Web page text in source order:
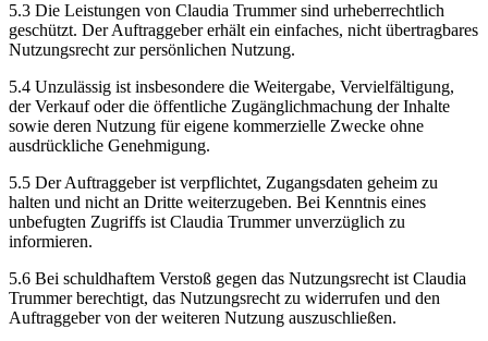
5.3 Die Leistungen von Claudia Trummer sind urheberrechtlich
geschützt. Der Auftraggeber erhält ein einfaches, nicht übertragbares
Nutzungsrecht zur persönlichen Nutzung.
5.4 Unzulässig ist insbesondere die Weitergabe, Vervielfältigung,
der Verkauf oder die öffentliche Zugänglichmachung der Inhalte
sowie deren Nutzung für eigene kommerzielle Zwecke ohne
ausdrückliche Genehmigung.
5.5 Der Auftraggeber ist verpflichtet, Zugangsdaten geheim zu
halten und nicht an Dritte weiterzugeben. Bei Kenntnis eines
unbefugten Zugriffs ist Claudia Trummer unverzüglich zu
informieren.
5.6 Bei schuldhaftem Verstoß gegen das Nutzungsrecht ist Claudia
Trummer berechtigt, das Nutzungsrecht zu widerrufen und den
Auftraggeber von der weiteren Nutzung auszuschließen.